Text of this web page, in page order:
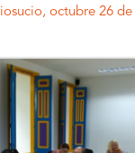
octubre 26 de